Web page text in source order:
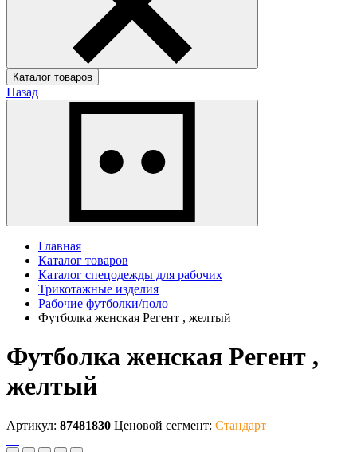
Каталог товаров
Назад
Главная
Каталог товаров
Каталог спецодежды для рабочих
Трикотажные изделия
Рабочие футболки/поло
Футболка женская Регент , желтый
Футболка женская Регент ,
желтый
Артикул: 87481830 Ценовой сегмент: Стандарт